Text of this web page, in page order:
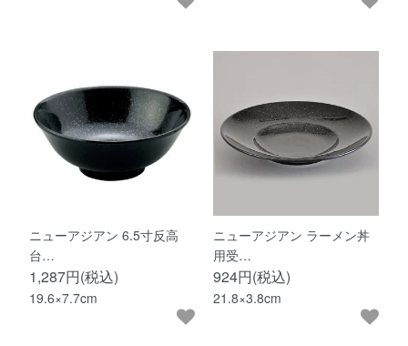
ニューアジアン 6.5寸反高
台…
1,287円(税込)
19.6×7.7cm
ニューアジアン ラーメン丼
用受…
924円(税込)
21.8×3.8cm